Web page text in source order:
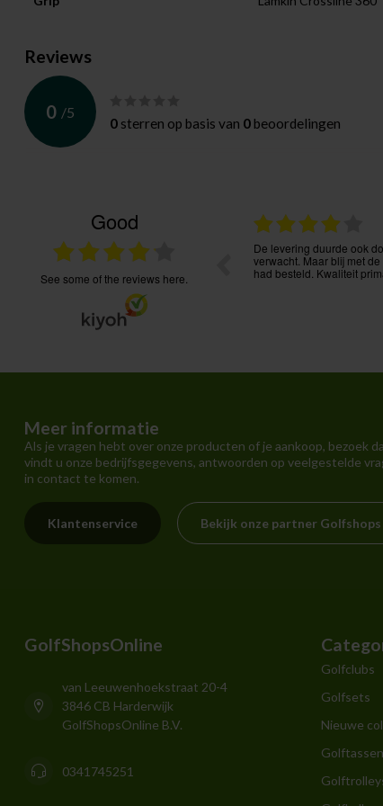
Reviews
0 /5
0 sterren op basis van 0 beoordelingen
Good
see some of the reviews here.
goede service, bestelling goed te volgen.
Heel tevreden van de
communicatie.
Meer informatie
Als je vragen hebt over onze producten of je aankoop, bezoek
vindt u onze bedrijfsgegevens, antwoorden op veelgestelde
in contact te komen.
Klantenservice Bekijk onze partner Golfshops
GolfShopsOnline
van Leeuwenhoekstraat 20-4
3846 CB Harderwijk
GolfShopsOnline B.V.
0341745251
Golfclubs
Golfsets
Nieuwe
Golftassen